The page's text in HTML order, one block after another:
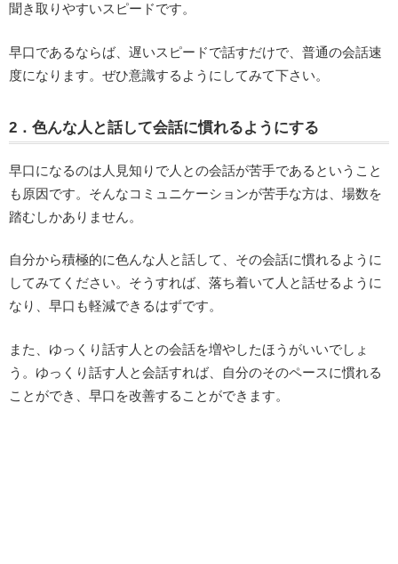
聞き取りやすいスピードです。
早口であるならば、遅いスピードで話すだけで、普通の会話速
度になります。ぜひ意識するようにしてみて下さい。
2．色んな人と話して会話に慣れるようにする
早口になるのは人見知りで人との会話が苦手であるということ
も原因です。そんなコミュニケーションが苦手な方は、場数を
踏むしかありません。
自分から積極的に色んな人と話して、その会話に慣れるように
してみてください。そうすれば、落ち着いて人と話せるように
なり、早口も軽減できるはずです。
また、ゆっくり話す人との会話を増やしたほうがいいでしょ
う。ゆっくり話す人と会話すれば、自分のそのペースに慣れる
ことができ、早口を改善することができます。